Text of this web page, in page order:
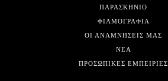
ΠΑΡΑΣΚΉΝΙΟ
ΦΙΛΜΟΓΡΑΦΊΑ
ΟΙ ΑΝΑΜΝΉΣΕΙΣ ΜΑΣ
ΝΈΑ
ΠΡΟΣΩΠΙΚΈΣ ΕΜΠΕΙΡΊΕΣ